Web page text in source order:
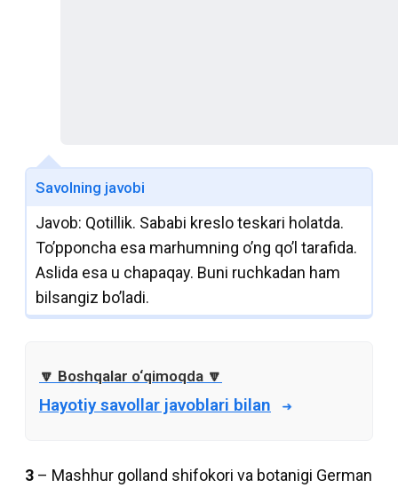
Savolning javobi
Javob: Qotillik. Sababi kreslo teskari holatda.
To’pponcha esa marhumning o’ng qo’l tarafida.
Aslida esa u chapaqay. Buni ruchkadan ham
bilsangiz bo’ladi.
Hayotiy savollar javoblari bilan
3 – Mashhur golland shifokori va botanigi German